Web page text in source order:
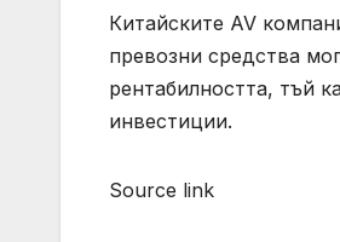
Китайските AV
превозни средства
рентабилността, тъй
инвестиции.
Source link